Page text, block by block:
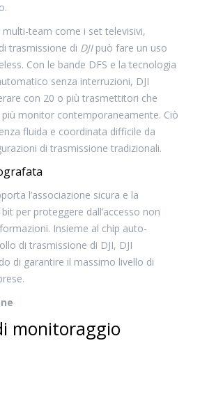
team come i set televisivi,
trasmissione di DJIpuò fare un uso
Con le bande DFS e la tecnologia
senza interruzioni, DJI
con 20 o più trasmettitori che
monitor contemporaneamente. Ciò
fluida e coordinata difficile da
di trasmissione tradizionali.
l’associazione sicura e la
per proteggere dall’accesso non
Insieme al chip auto-
di trasmissione di DJI, DJI
di garantire il massimo livello di
monitoraggio